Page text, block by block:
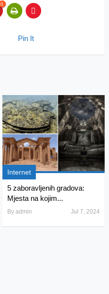
0
Pin It
Internet
5 zaboravljenih gradova:
Mjesta na kojim...
Byadmin Jul 7, 2024